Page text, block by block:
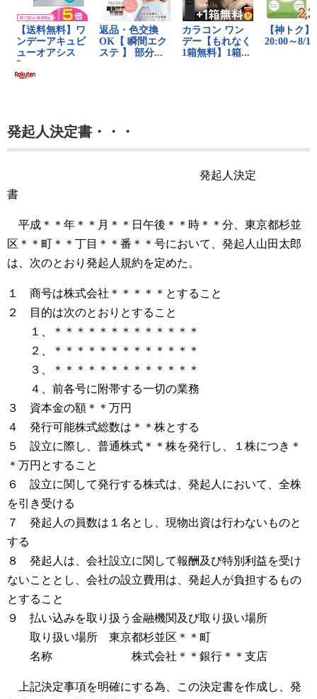
発起人決定書・・・
発起人決定
書
平成＊＊年＊＊月＊＊日午後＊＊時＊＊分、東京都杉並
区＊＊町＊＊丁目＊＊番＊＊号において、発起人山田太郎
は、次のとおり発起人規約を定めた。
１ 商号は株式会社＊＊＊＊＊とすること
２ 目的は次のとおりとすること
１、＊＊＊＊＊＊＊＊＊＊＊＊＊
２、＊＊＊＊＊＊＊＊＊＊＊＊＊
３、＊＊＊＊＊＊＊＊＊＊＊＊＊
４、前各号に附帯する一切の業務
３ 資本金の額＊＊万円
４ 発行可能株式総数は＊＊株とする
５ 設立に際し、普通株式＊＊株を発行し、１株につき＊
＊万円とすること
６ 設立に関して発行する株式は、発起人において、全株
を引き受ける
７ 発起人の員数は１名とし、現物出資は行わないものと
する
８ 発起人は、会社設立に関して報酬及び特別利益を受け
ないこととし、会社の設立費用は、発起人が負担するもの
とすること
９ 払い込みを取り扱う金融機関及び取り扱い場所
取り扱い場所 東京都杉並区＊＊町
名称 株式会社＊＊銀行＊＊支店
上記決定事項を明確にする為、この決定書を作成し、発